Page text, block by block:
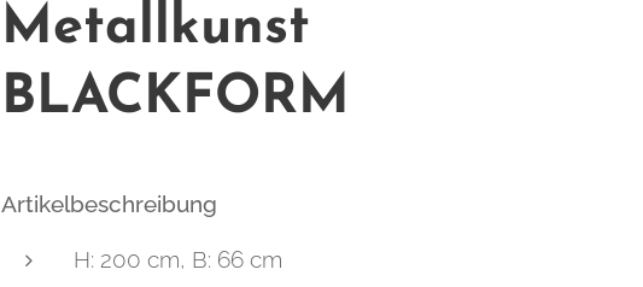
Metallkunst
BLACKFORM
Artikelbeschreibung
H: 200 cm, B: 66 cm